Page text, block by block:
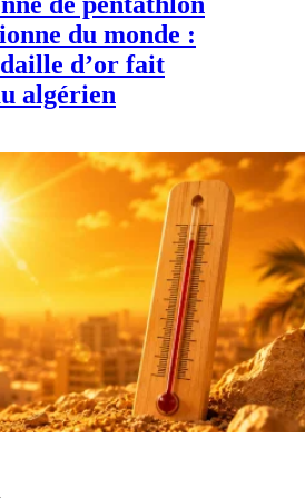
du monde :
d’or fait
algérien